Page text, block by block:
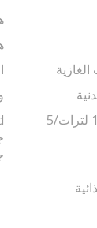
ماكينة تعبئة 5 لترات/10 لترات/5